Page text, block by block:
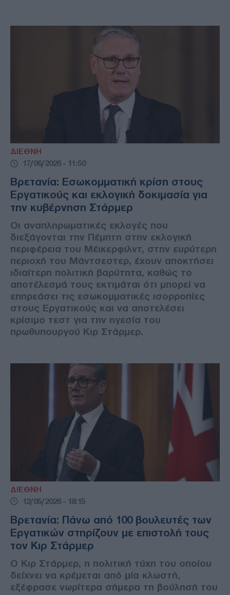
ΔΙΕΘΝΗ
17/06/2026 - 11:50
Βρετανία: Εσωκομματική κρίση στους
Εργατικούς και εκλογική δοκιμασία για
την κυβέρνηση Στάρμερ
Οι αναπληρωματικές εκλογές που
διεξάγονται την Πέμπτη στην εκλογική
περιφέρεια του Μέικερφιλντ, στην ευρύτερη
περιοχή του Μάντσεστερ, έχουν αποκτήσει
ιδιαίτερη πολιτική βαρύτητα, καθώς το
αποτέλεσμά τους εκτιμάται ότι μπορεί να
επηρεάσει τις εσωκομματικές ισορροπίες
στους Εργατικούς και να αποτελέσει
κρίσιμο τεστ για την ηγεσία του
πρωθυπουργού Κιρ Στάρμερ.
ΔΙΕΘΝΗ
12/05/2026 - 18:15
Βρετανία: Πάνω από 100 βουλευτές των
Εργατικών στηρίζουν με επιστολή τους
τον Κιρ Στάρμερ
Ο Κιρ Στάρμερ, η πολιτική τύχη του οποίου
δείχνει να κρέμεται από μία κλωστή,
εξέφρασε νωρίτερα σήμερα τη βούλησή του